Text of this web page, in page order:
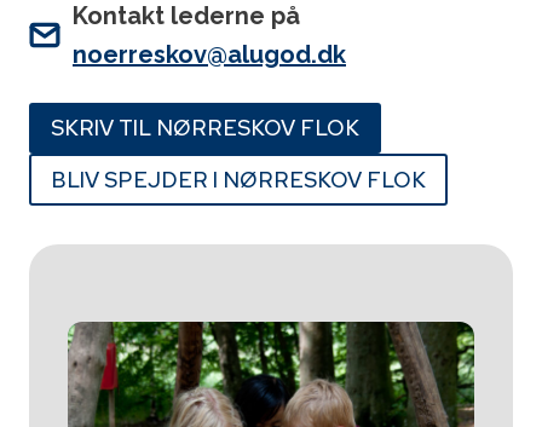
Kontakt lederne på
noerreskov@alugod.dk
SKRIV TIL NØRRESKOV FLOK
BLIV SPEJDER I NØRRESKOV FLOK